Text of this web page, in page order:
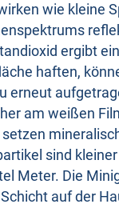
wie kleine
ergibt
haften,
erneut
am weißen
sind
Meter. Die
auf der